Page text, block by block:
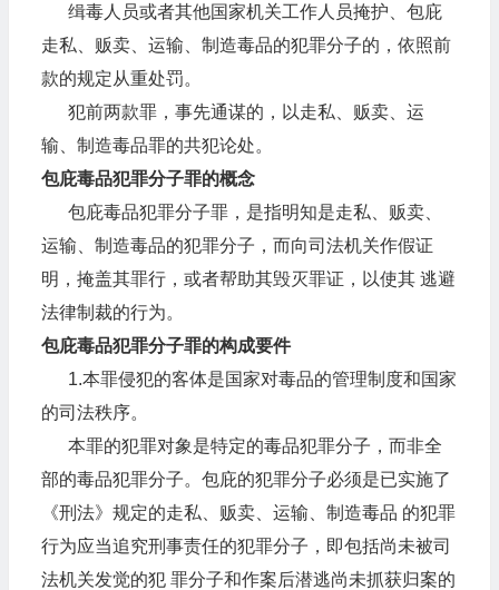
缉毒人员或者其他国家机关工作人员掩护、包庇
走私、贩卖、运输、制造毒品的犯罪分子的，依照前
款的规定从重处罚。
犯前两款罪，事先通谋的，以走私、贩卖、运
输、制造毒品罪的共犯论处。
包庇毒品犯罪分子罪的概念
包庇毒品犯罪分子罪，是指明知是走私、贩卖、
运输、制造毒品的犯罪分子，而向司法机关作假证
明，掩盖其罪行，或者帮助其毁灭罪证，以使其 逃避
法律制裁的行为。
包庇毒品犯罪分子罪的构成要件
1.本罪侵犯的客体是国家对毒品的管理制度和国家
的司法秩序。
本罪的犯罪对象是特定的毒品犯罪分子，而非全
部的毒品犯罪分子。包庇的犯罪分子必须是已实施了
《刑法》规定的走私、贩卖、运输、制造毒品 的犯罪
行为应当追究刑事责任的犯罪分子，即包括尚未被司
法机关发觉的犯 罪分子和作案后潜逃尚未抓获归案的